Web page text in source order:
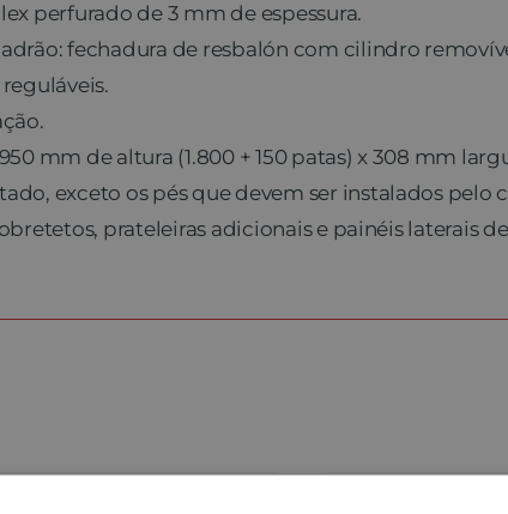
perfurado de 3 mm de espessura.
fechadura de resbalón com cilindro
reguláveis.
mm de altura (1.800 + 150 patas) x 308 mm
exceto os pés que devem ser instalados pelo
prateleiras adicionais e painéis laterais